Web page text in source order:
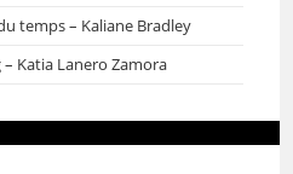
temps – Kaliane Bradley
Katia Lanero Zamora